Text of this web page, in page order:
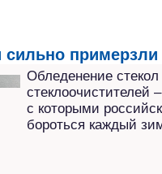
примерзли
Обледенение
стеклоочистителей
с которыми
бороться каждый